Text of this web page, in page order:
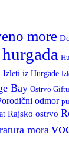
more
hurgada
Izleti iz Hurgade
Bay Ostrvo
odmor
Rajsko ostrvo
mora